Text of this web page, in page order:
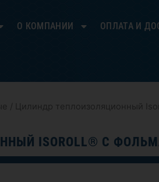
О КОМПАНИИ ОПЛАТА И
/ Цилиндр теплоизоляционный
ISOROLL® С